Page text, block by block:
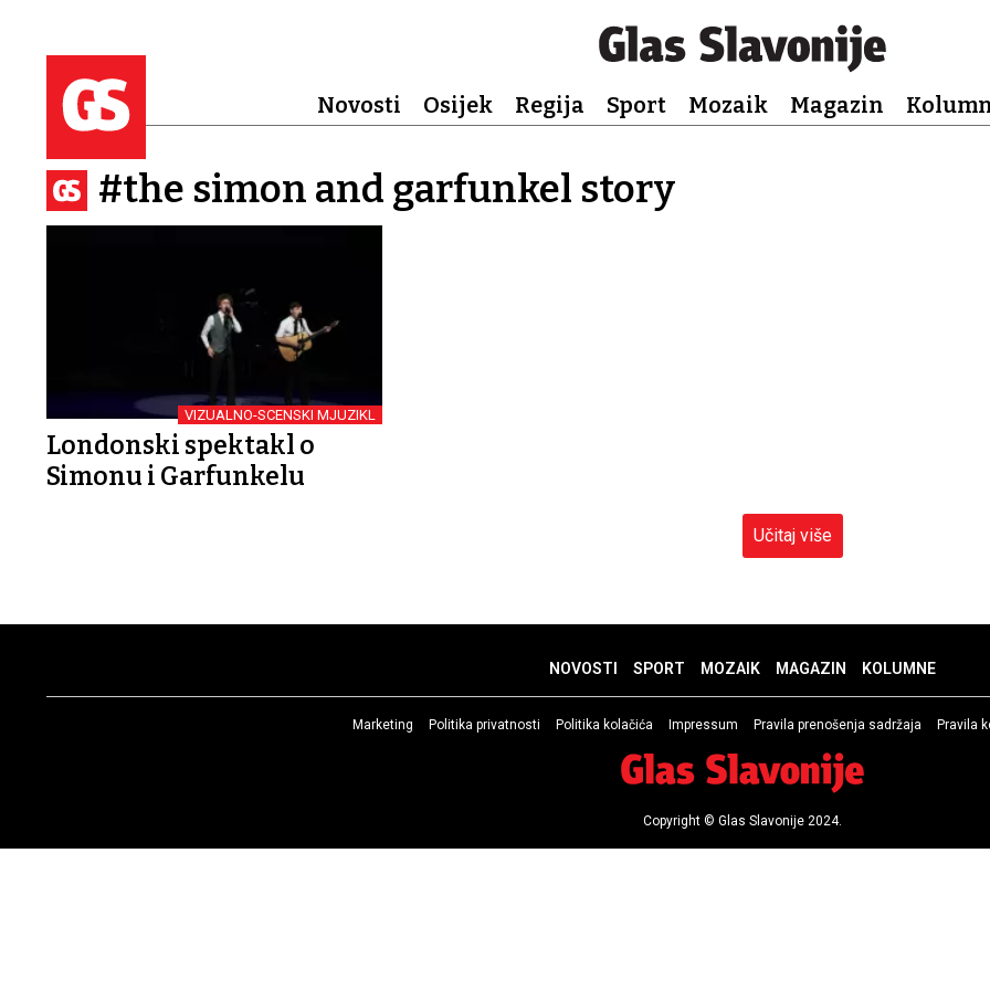
Novosti Osijek Regija Sport Mozaik Magazin
#the simon and garfunkel story
VIZUALNO-SCENSKI MJUZIKL
Londonski spektakl o
Simonu i Garfunkelu
Učitaj više
NOVOSTI SPORT MOZAIK MAGAZIN KOLUMNE
Marketing Politika privatnosti Politika kolačića Impressum Pravila prenošenja sadržaja Pravila
Copyright © Glas Slavonije 2024.